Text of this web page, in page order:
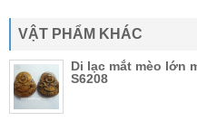
VẬT PHẨM KHÁC
Di lạc mắt mèo lớn
S6208